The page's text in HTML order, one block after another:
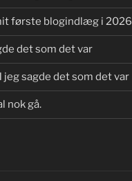
første blogindlæg i 2026
det som det var
jeg sagde det som det var
nok gå.